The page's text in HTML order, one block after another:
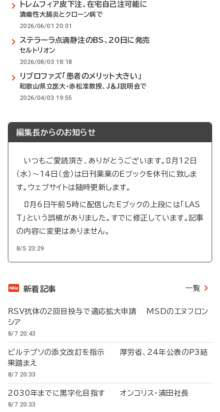
トレムフィア皮下注、在宅自己注可能に
潰瘍性大腸炎とクローン病で
2026/06/01 20:01
ステラーラ点滴静注のBS、20日に発売
セルトリオン
2026/08/03 18:18
リブロファズ「患者のメリット大きい」
和歌山県立医大・赤松准教授、J＆J説明会で
2026/04/03 19:55
編集長からのお知らせ
いつもご愛読頂き、ありがとうございます。8月12日
（水）～14日（金）は日刊薬業のEブックを休刊に致しま
す。ウェブサイトは随時更新します。
8月6日午前5時に配信したEブックの上段には「LAS
T」という誤植がありました。すでに修正しています。記事
の内容に変更はありません。
8/5 23:29
新着記事 一覧
RSV抗体の2回目投与で適応拡大申請 MSDのエヌフロン
シア
8/7 20:43
ビルテプソの添文改訂を指示 厚労省、24年公表のP3結
果踏まえ
8/7 20:33
2030年までに黒字化目指す オンコリス・浦田社長
8/7 20:33